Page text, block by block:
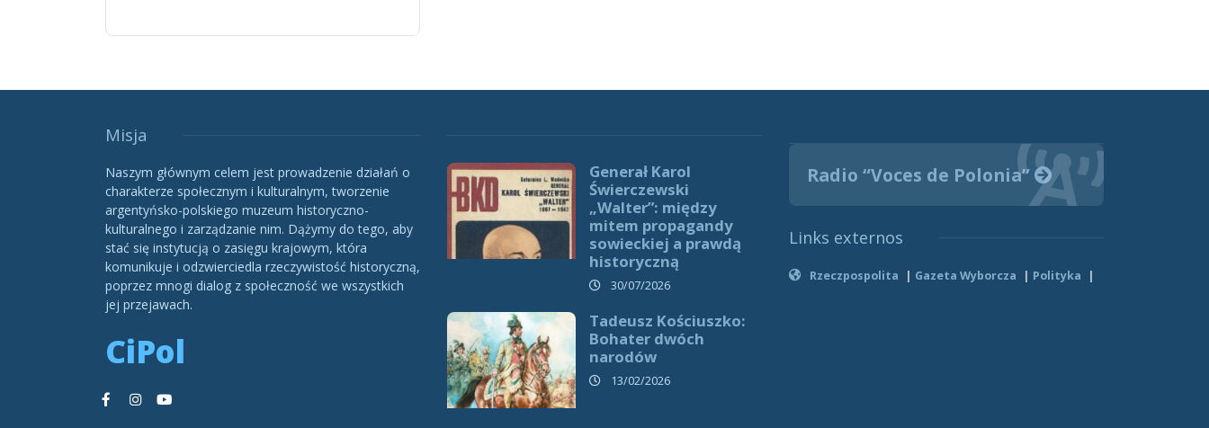
Misja
Naszym głównym celem jest prowadzenie działań o
charakterze społecznym i kulturalnym, tworzenie
argentyńsko-polskiego muzeum historyczno-
kulturalnego i zarządzanie nim. Dążymy do tego, aby
stać się instytucją o zasięgu krajowym, która
komunikuje i odzwierciedla rzeczywistość historyczną,
poprzez mnogi dialog z społeczność we wszystkich
jej przejawach.
CiPol
Generał Karol
Świerczewski
„Walter”: między
mitem propagandy
sowieckiej a prawdą
historyczną
30/07/2026
Tadeusz Kościuszko:
Bohater dwóch
narodów
13/02/2026
Radio “Voces de Polonia”
Links externos
Rzeczpospolita Gazeta Wyborcza Polityka